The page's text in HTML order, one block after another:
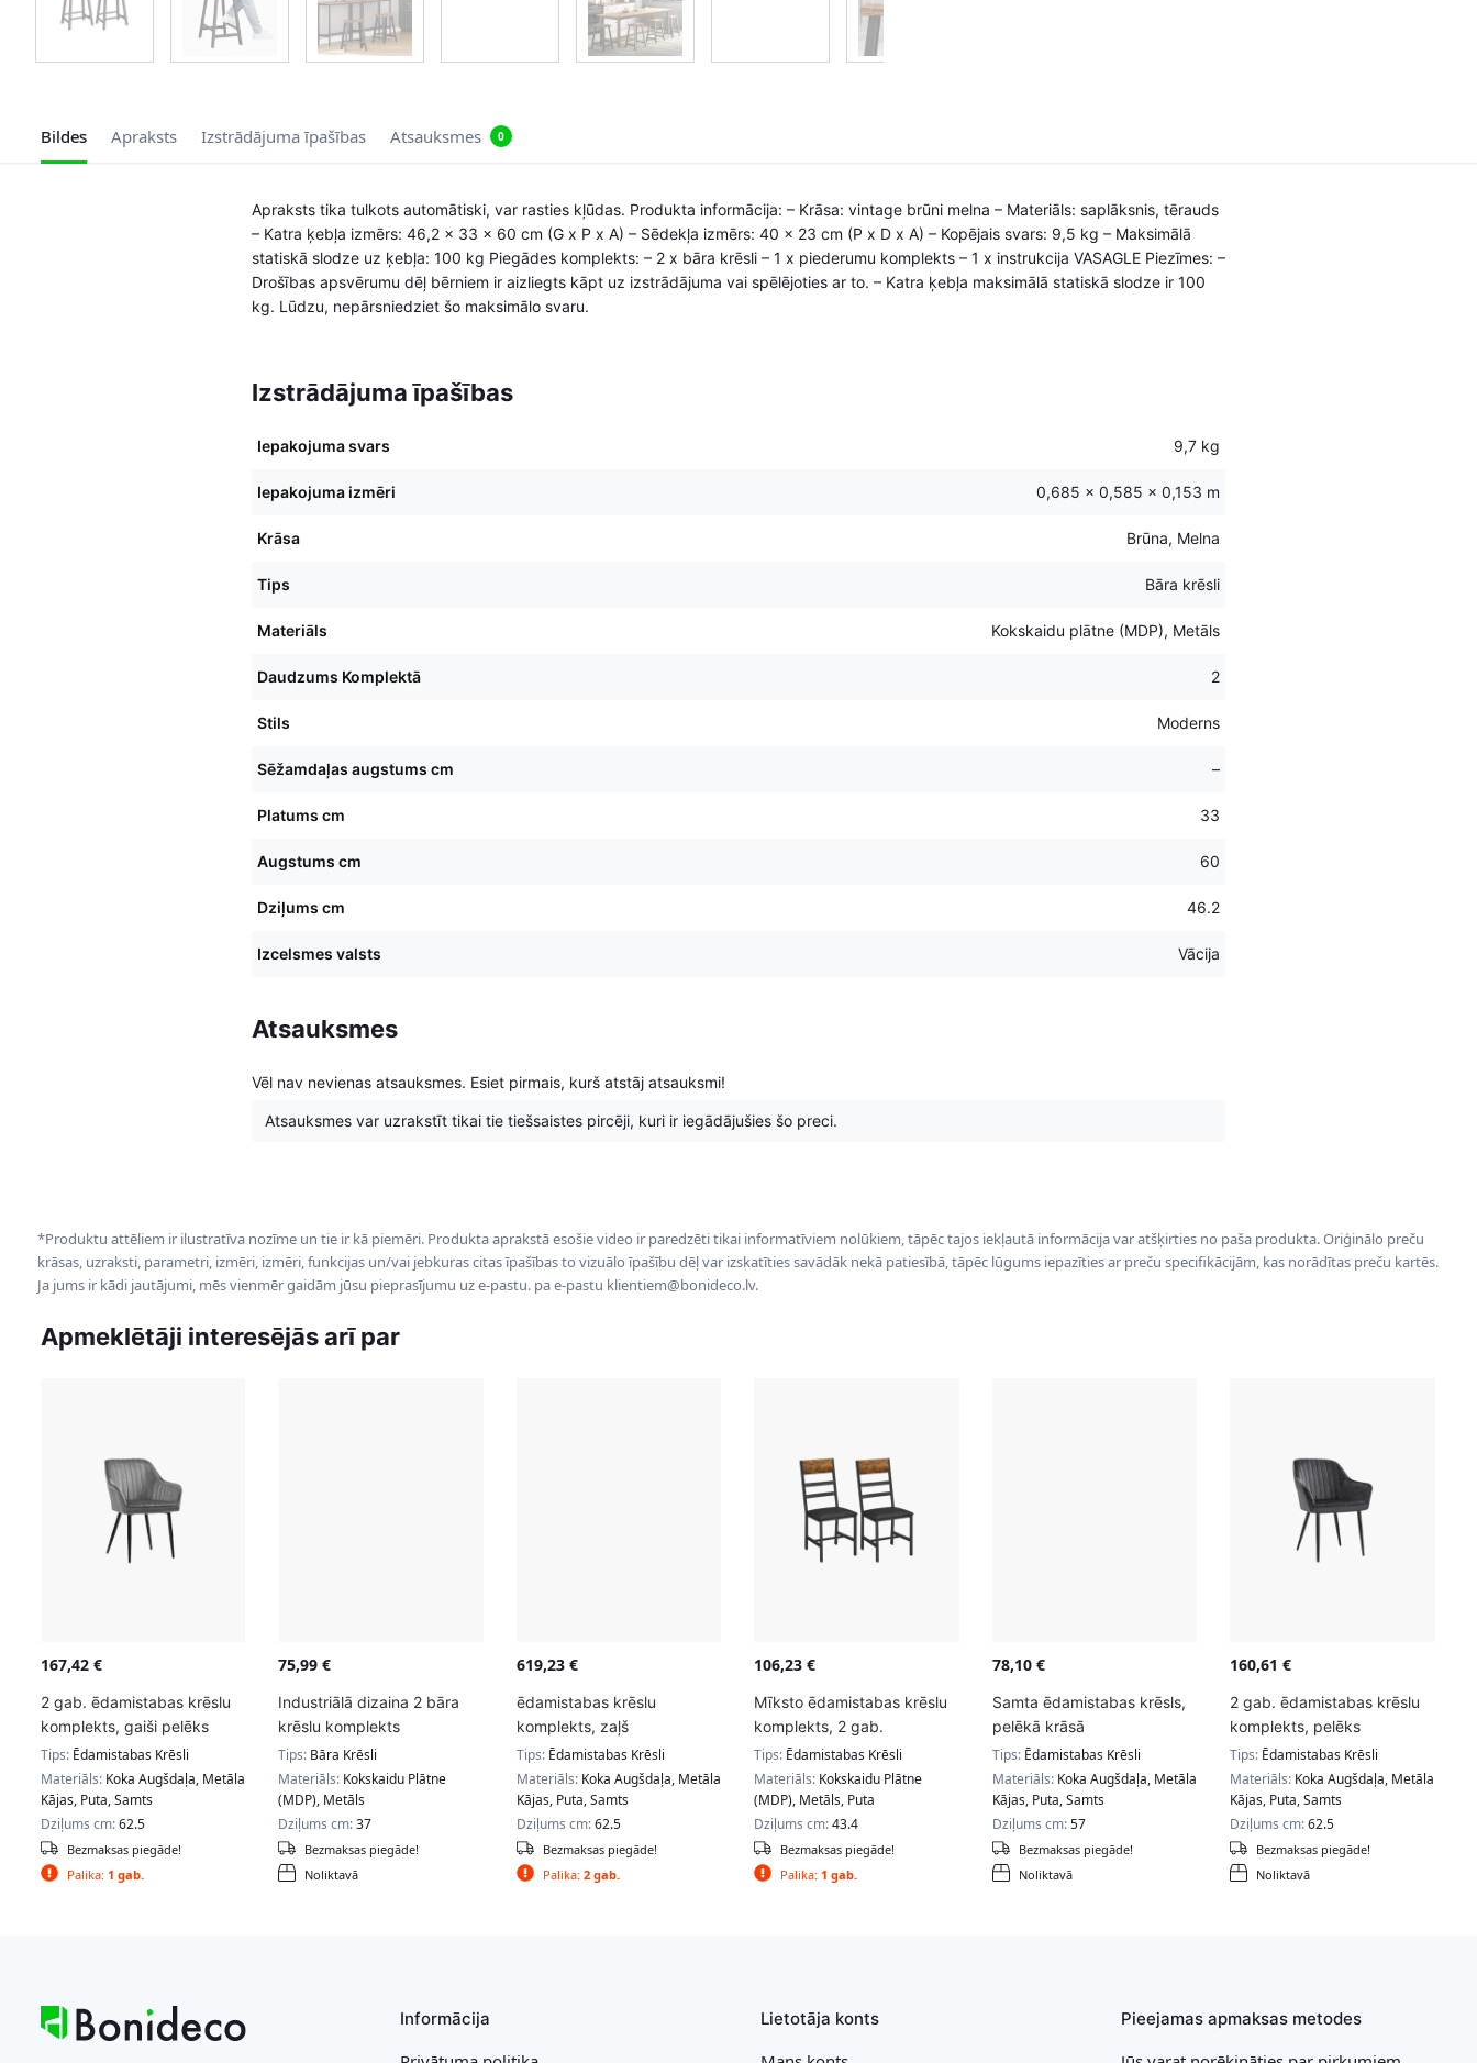
Bildes Apraksts Izstrādājuma īpašības Atsauksmes 0
Apraksts tika tulkots automātiski, var rasties kļūdas. Produkta informācija: – Krāsa: vintage brūni melna – Materiāls: saplāksnis, tērauds
– Katra ķebļa izmērs: 46,2 x 33 x 60 cm (G x P x A) – Sēdekļa izmērs: 40 x 23 cm (P x D x A) – Kopējais svars: 9,5 kg – Maksimālā
statiskā slodze uz ķebļa: 100 kg Piegādes komplekts: – 2 x bāra krēsli – 1 x piederumu komplekts – 1 x instrukcija VASAGLE Piezīmes: –
Drošības apsvērumu dēļ bērniem ir aizliegts kāpt uz izstrādājuma vai spēlējoties ar to. – Katra ķebļa maksimālā statiskā slodze ir 100
kg. Lūdzu, nepārsniedziet šo maksimālo svaru.
Izstrādājuma īpašības
Iepakojuma svars 9,7 kg
Iepakojuma izmēri 0,685 × 0,585 × 0,153 m
Krāsa Brūna, Melna
Tips Bāra krēsli
Materiāls Kokskaidu plātne (MDP), Metāls
Daudzums Komplektā 2
Stils Moderns
Sēžamdaļas augstums cm –
Platums cm 33
Augstums cm 60
Dziļums cm 46.2
Izcelsmes valsts Vācija
Atsauksmes
Vēl nav nevienas atsauksmes. Esiet pirmais, kurš atstāj atsauksmi!
Atsauksmes var uzrakstīt tikai tie tiešsaistes pircēji, kuri ir iegādājušies šo preci.
*Produktu attēliem ir ilustratīva nozīme un tie ir kā piemēri. Produkta aprakstā esošie video ir paredzēti tikai informatīviem nolūkiem, tāpēc tajos iekļautā informācija var atšķirties no paša produkta. Oriģinālo preču
krāsas, uzraksti, parametri, izmēri, izmēri, funkcijas un/vai jebkuras citas īpašības to vizuālo īpašību dēļ var izskatīties savādāk nekā patiesībā, tāpēc lūgums iepazīties ar preču specifikācijām, kas norādītas preču kartēs.
Ja jums ir kādi jautājumi, mēs vienmēr gaidām jūsu pieprasījumu uz e-pastu. pa e-pastu klientiem@bonideco.lv.
Apmeklētāji interesējās arī par
167,42 €
2 gab. ēdamistabas krēslu
komplekts, gaiši pelēks
Tips: Ēdamistabas Krēsli
Materiāls: Koka Augšdaļa, Metāla
Kājas, Puta, Samts
Dziļums cm:62.5
Palika: 1 gab.
Bezmaksas piegāde!
75,99€
Industriālā dizaina 2 bāra
krēslu komplekts
Tips: Bāra Krēsli
Materiāls: Kokskaidu Plātne
(MDP), Metāls
Dziļums cm:37
Noliktavā
Bezmaksas piegāde!
619,23 €
ēdamistabas krēslu
komplekts, zaļš
Tips: Ēdamistabas Krēsli
Materiāls: Koka Augšdaļa, Metāla
Kājas, Puta, Samts
Dziļums cm:62.5
Palika: 2 gab.
Bezmaksas piegāde!
106,23€
Mīksto ēdamistabas krēslu
komplekts, 2 gab.
Tips: Ēdamistabas Krēsli
Materiāls: Kokskaidu Plātne
(MDP), Metāls, Puta
Dziļums cm:43.4
Palika:1 gab.
Bezmaksas piegāde!
78,10 €
Samta ēdamistabas krēsls,
pelēkā krāsā
Tips: Ēdamistabas Krēsli
Materiāls: Koka Augšdaļa, Metāla
Kājas, Puta, Samts
Dziļums cm:57
Noliktavā
Bezmaksas piegāde!
160,61€
2 gab. ēdamistabas krēslu
komplekts, pelēks
Tips: Ēdamistabas Krēsli
Materiāls: Koka Augšdaļa, Metāla
Kājas, Puta, Samts
Dziļums cm:62.5
Noliktavā
Bezmaksas piegāde!
Informācija Lietotāja konts Pieejamas apmaksas metodes